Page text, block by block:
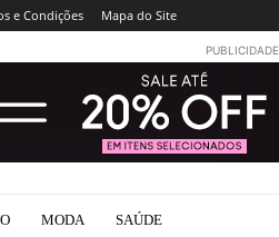
e Condições Mapa do Site
PUBLICIDADE
MODA SAÚDE